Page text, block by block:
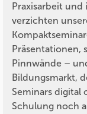
Praxisarbeit
verzichten
Präsentationen,
Pinnwände –
Bildungsmarkt,
Seminars digital
Schulung noch